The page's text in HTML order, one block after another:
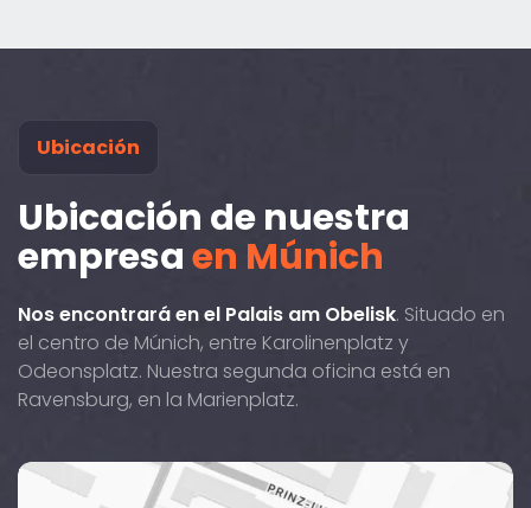
Ubicación
Ubicación de nuestra
empresaen Múnich
Nos encontrará en el Palais am Obelisk. Situado en
el centro de Múnich, entre Karolinenplatz y
Odeonsplatz. Nuestra segunda oficina está en
Ravensburg, en la Marienplatz.
Brienner